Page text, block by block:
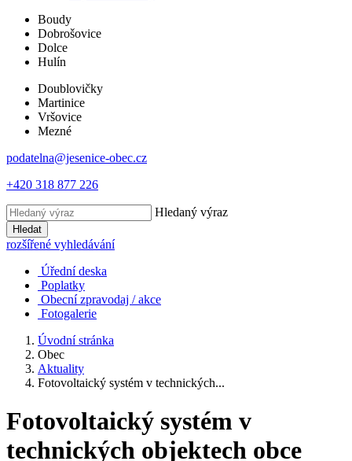
Boudy
Dobrošovice
Dolce
Hulín
Doublovičky
Martinice
Vršovice
Mezné
podatelna@jesenice-obec.cz
+420 318 877 226
Hledaný výraz
Hledat
rozšířené vyhledávání
Úřední deska
Poplatky
Obecní zpravodaj / akce
Fotogalerie
Úvodní stránka
Obec
Aktuality
Fotovoltaický systém v technických...
Fotovoltaický systém v
technických objektech obce